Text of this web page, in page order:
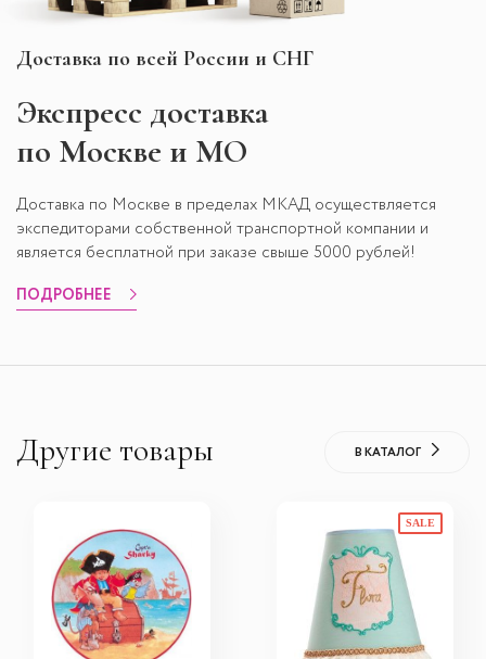
Доставка по всей России и СНГ
Экспресс доставка
по Москве и МО
Доставка по Москве в пределах МКАД осуществляется
экспедиторами собственной транспортной компании и
является бесплатной при заказе свыше 5000 рублей!
ПОДРОБНЕЕ
Другие товары В КАТАЛОГ
SALE